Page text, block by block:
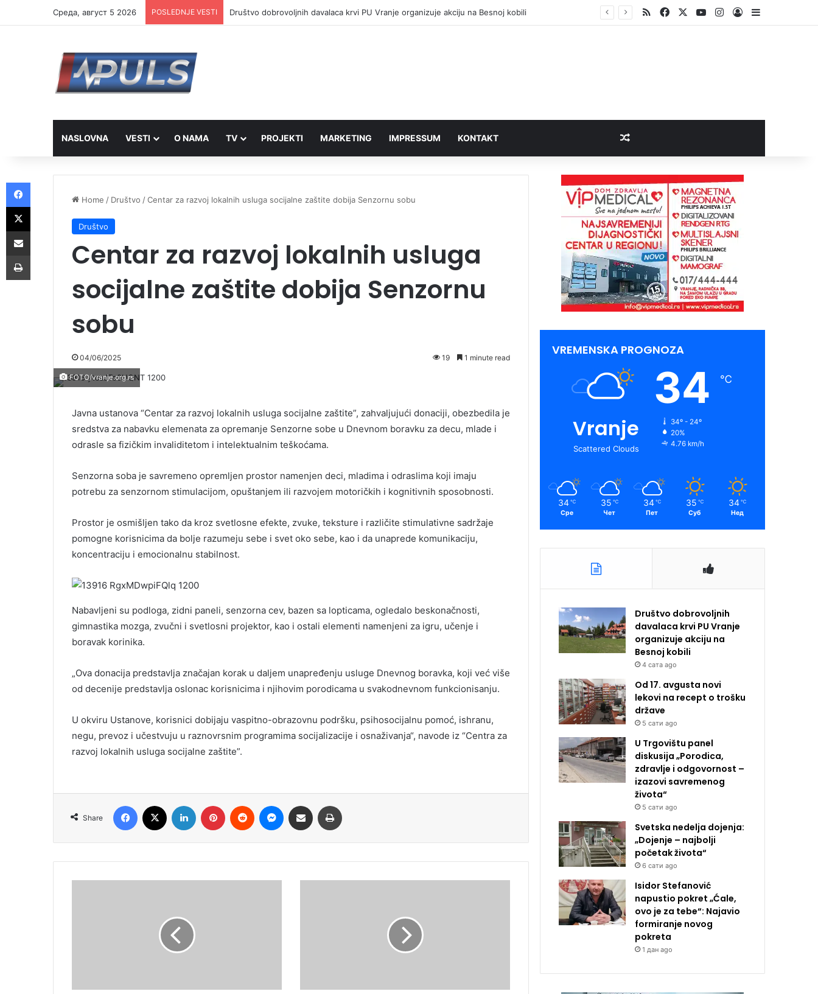
Cреда, август 5 2026 POSLEDNJE VESTI Od 17. avgusta novi lekovi na recept o trošku države RSSFacebookYouTubeInstagram
Log InSidebar
NASLOVNA VESTI O NAMA TV PROJEKTI MARKETING IMPRESSUM KONTAKT Random Article
Home / Društvo /Centar za razvoj lokalnih usluga socijalne zaštite dobija Senzornu sobu
Društvo
Centar za razvoj lokalnih usluga
socijalne zaštite dobija Senzornu
sobu
04/06/2025 19 1 minute read
FOTO/vranje.org.rs
Javna ustanova “Centar za razvoj lokalnih usluga socijalne zaštite”, zahvaljujući donaciji, obezbedila je
sredstva za nabavku elemenata za opremanje Senzorne sobe u Dnevnom boravku za decu, mlade i
odrasle sa fizičkim invaliditetom i intelektualnim teškoćama.
Senzorna soba je savremeno opremljen prostor namenjen deci, mladima i odraslima koji imaju
potrebu za senzornom stimulacijom, opuštanjem ili razvojem motoričkih i kognitivnih sposobnosti.
Prostor je osmišljen tako da kroz svetlosne efekte, zvuke, teksture i različite stimulativne sadržaje
pomogne korisnicima da bolje razumeju sebe i svet oko sebe, kao i da unaprede komunikaciju,
koncentraciju i emocionalnu stabilnost.
Nabavljeni su podloga, zidni paneli, senzorna cev, bazen sa lopticama, ogledalo beskonačnosti,
gimnastika mozga, zvučni i svetlosni projektor, kao i ostali elementi namenjeni za igru, učenje i
boravak korinika.
„Ova donacija predstavlja značajan korak u daljem unapređenju usluge Dnevnog boravka, koji već više
od decenije predstavlja oslonac korisnicima i njihovim porodicama u svakodnevnom funkcionisanju.
U okviru Ustanove, korisnici dobijaju vaspitno-obrazovnu podršku, psihosocijalnu pomoć, ishranu,
negu, prevoz i učestvuju u raznovrsnim programima socijalizacije i osnaživanja“, navode iz “Centra za
razvoj lokalnih usluga socijalne zaštite”.
Share
Facebook LinkedIn Pinterest Reddit Messenger
Share via Email
VREMENSKA PROGNOZA
Vranje
Scattered Clouds
34 ℃
34º - 24º
20%
4.76 km/h
34 ℃
Сре
35 ℃
Чет
34 ℃
Пет
35 ℃
Суб
34 ℃
Нед
Društvo dobrovoljnih
davalaca krvi PU Vranje
organizuje akciju na
Besnoj kobili
4 сата ago
Od 17. avgusta novi
lekovi na recept o trošku
države
5 сати ago
U Trgovištu panel
diskusija „Porodica,
zdravlje i odgovornost –
izazovi savremenog
života“
5 сати ago
Svetska nedelja dojenja:
„Dojenje – najbolji
početak života“
6 сати ago
Isidor Stefanović
napustio pokret „Ćale,
ovo je za tebe“: Najavio
formiranje novog
pokreta
1 дан ago
Facebook
X
Share via Email